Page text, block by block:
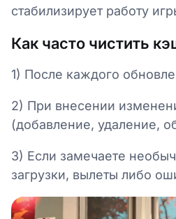
стабилизирует работу
Как часто чистить
1) После каждого
2) При внесении
(добавление, удаление,
3) Если замечаете
загрузки, вылеты либо